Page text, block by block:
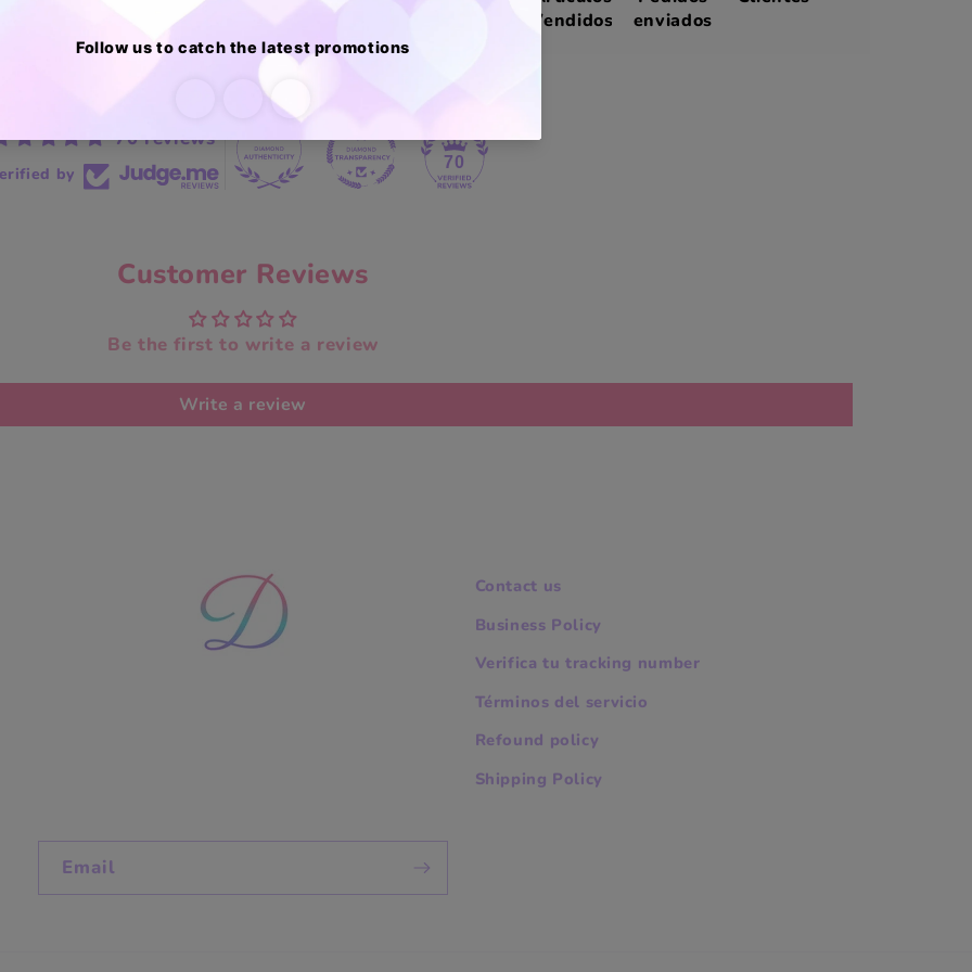
Vendidos
enviados
70 reviews
by
70
Customer Reviews
Be the first to write a review
Write a review
Contact us
Business Policy
Verifica tu tracking number
Términos del servicio
Refound policy
Shipping Policy
Email